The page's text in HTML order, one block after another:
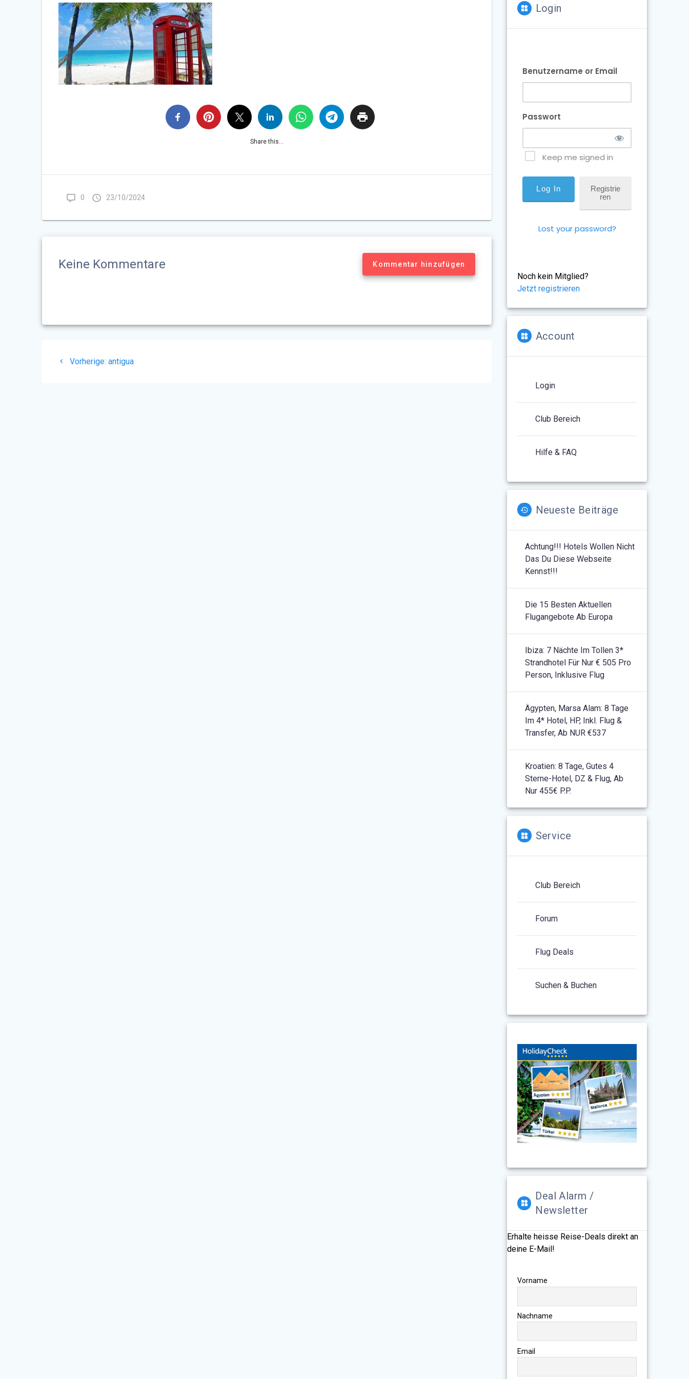
Share this...
0 23/10/2024
Keine Kommentare Kommentar hinzufügen
Beitragsnavigation
Vorherige: Vorheriger
antigua
Login
Benutzername or Email
Passwort
Keep me signed in
Registrie
Ren
Lost your password?
Noch kein Mitglied?
Jetzt registrieren
Account
Login
Club Bereich
Hilfe & FAQ
Neueste Beiträge
Achtung!!! Hotels Wollen Nicht
Das Du Diese Webseite
Kennst!!!
Die 15 Besten Aktuellen
Flugangebote Ab Europa
Ibiza: 7 Nächte Im Tollen 3*
Strandhotel Für Nur € 505 Pro
Person, Inklusive Flug
Ägypten, Marsa Alam: 8 Tage
Im 4* Hotel, HP, Inkl. Flug &
Transfer, Ab NUR €537
Kroatien: 8 Tage, Gutes 4
Sterne-Hotel, DZ & Flug, Ab
Nur 455€ P.P.
Service
Club Bereich
Forum
Flug Deals
Suchen & Buchen
Deal Alarm /
Newsletter
Erhalte heisse Reise-Deals direkt an
deine E-Mail!
Vorname
Nachname
Email